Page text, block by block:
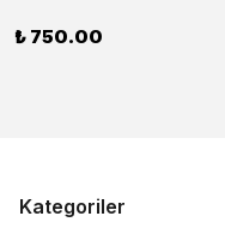
₺ 750.00
Kategoriler